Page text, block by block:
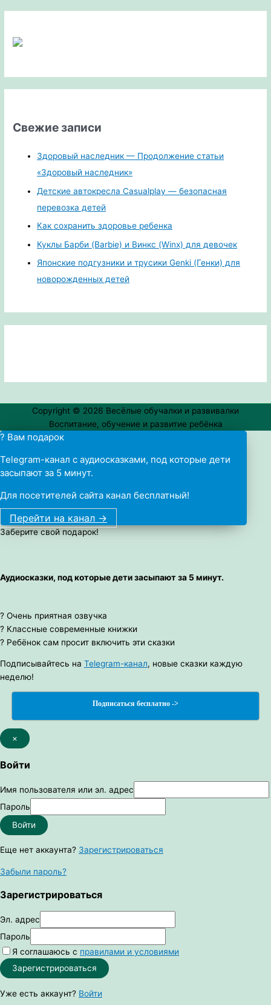
Свежие записи
Здоровый наследник — Продолжение статьи
«Здоровый наследник»
Детские автокресла Casualplay — безопасная
перевозка детей
Как сохранить здоровье ребенка
Куклы Барби (Barbie) и Винкс (Winx) для девочек
Японские подгузники и трусики Genki (Генки) для
новорожденных детей
Copyright © 2026 Весёлые обучалки и развивалки
Воспитание, обучение и развитие ребёнка
? Вам подарок
Telegram-канал с аудиосказками, под которые дети
засыпают за 5 минут.
Для посетителей сайта канал бесплатный!
Перейти на канал ->
Заберите свой подарок!
Аудиосказки, под которые дети засыпают за 5 минут.
? Очень приятная озвучка
? Классные современные книжки
? Ребёнок сам просит включить эти сказки
Подписывайтесь на Telegram-канал, новые сказки каждую
неделю!
Подписаться бесплатно ->
×
Войти
Имя пользователя или эл. адрес
Пароль
Войти
Еще нет аккаунта? Зарегистрироваться
Забыли пароль?
Зарегистрироваться
Эл. адрес
Пароль
Я соглашаюсь с правилами и условиями
Зарегистрироваться
Уже есть аккаунт? Войти